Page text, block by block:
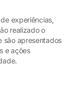
experiências,
realizado o
são apresentados
e ações